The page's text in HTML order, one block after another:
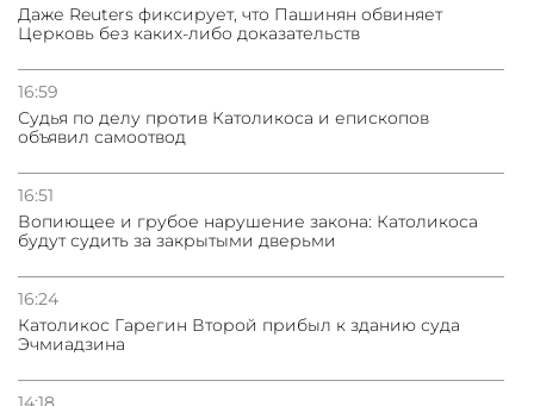
Даже Reuters фиксирует, что Пашинян обвиняет
Церковь без каких-либо доказательств
16:59
Судья по делу против Католикоса и епископов
объявил самоотвод
16:51
Вопиющее и грубое нарушение закона: Католикоса
будут судить за закрытыми дверьми
16:24
Католикос Гарегин Второй прибыл к зданию суда
Эчмиадзина